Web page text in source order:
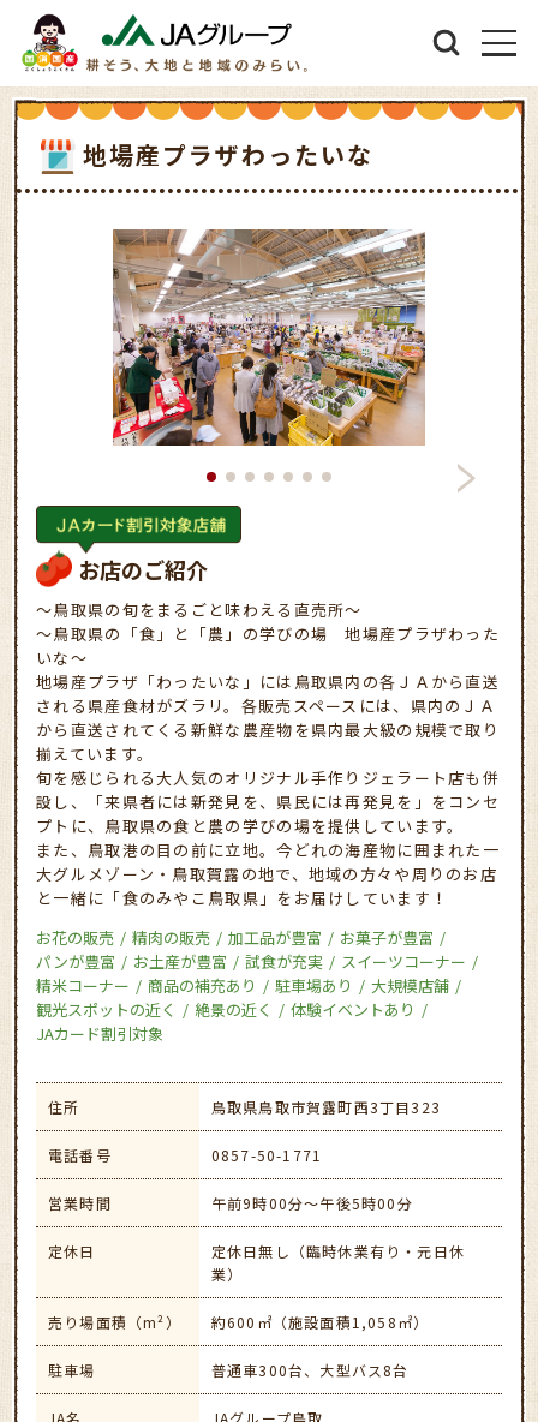
地場産プラザわったいな
お店のご紹介
～鳥取県の旬をまるごと味わえる直売所～
～鳥取県の「食」と「農」の学びの場 地場産プラザわった
いな～
地場産プラザ「わったいな」には鳥取県内の各ＪＡから直送
される県産食材がズラリ。各販売スペースには、県内のＪＡ
から直送されてくる新鮮な農産物を県内最大級の規模で取り
揃えています。
旬を感じられる大人気のオリジナル手作りジェラート店も併
設し、「来県者には新発見を、県民には再発見を」をコンセ
プトに、鳥取県の食と農の学びの場を提供しています。
また、鳥取港の目の前に立地。今どれの海産物に囲まれた一
大グルメゾーン・鳥取賀露の地で、地域の方々や周りのお店
と一緒に「食のみやこ鳥取県」をお届けしています！
お花の販売
精肉の販売 加工品が豊富
お菓子が豊富
パンが豊富
お土産が豊富 試食が充実
スイーツコーナー
精米コーナー
商品の補充あり 駐車場あり
大規模店舗
観光スポットの近く
絶景の近く
体験イベントあり
JAカード割引対象
住所 鳥取県鳥取市賀露町西3丁目323
電話番号 0857-50-1771
営業時間 午前9時00分～午後5時00分
定休日
定休日無し（臨時休業有り・元日休
業）
売り場面積（m²） 約600㎡（施設面積1,058㎡）
駐車場 普通車300台、大型バス8台
JA名 JAグループ鳥取